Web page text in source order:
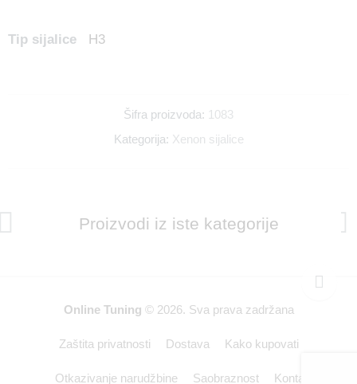
Tip sijalice H3
Šifra proizvoda: 1083
Kategorija: Xenon sijalice
Proizvodi iz iste kategorije
Online Tuning © 2026. Sva prava zadržana
Zaštita privatnosti Dostava Kako kupovati
Otkazivanje narudžbine Saobraznost Kontakt